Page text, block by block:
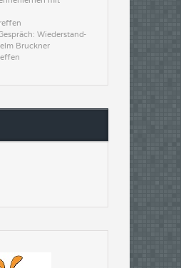
Wiederstand-
Bruckner